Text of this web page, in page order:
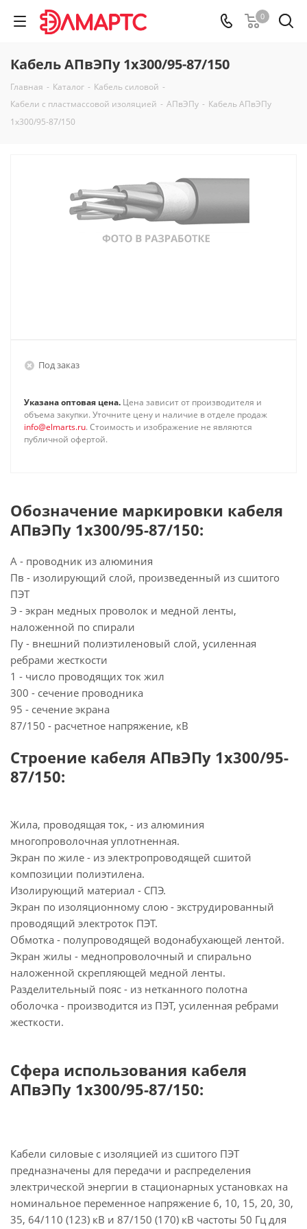
0
Кабель АПвЭПу 1х300/95-87/150
Главная - Каталог - Кабель силовой -
Кабели с пластмассовой изоляцией - АПвЭПу - Кабель АПвЭПу
1х300/95-87/150
Под заказ
Указана оптовая цена. Цена зависит от производителя и
объема закупки. Уточните цену и наличие в отделе продаж
info@elmarts.ru. Стоимость и изображение не являются
публичной офертой.
Обозначение маркировки кабеля
АПвЭПу 1х300/95-87/150:
А - проводник из алюминия
Пв - изолирующий слой, произведенный из сшитого
ПЭТ
Э - экран медных проволок и медной ленты,
наложенной по спирали
Пу - внешний полиэтиленовый слой, усиленная
ребрами жесткости
1 - число проводящих ток жил
300 - сечение проводника
95 - сечение экрана
87/150 - расчетное напряжение, кВ
Строение кабеля АПвЭПу 1х300/95-
87/150:
Жила, проводящая ток, - из алюминия
многопроволочная уплотненная.
Экран по жиле - из электропроводящей сшитой
композиции полиэтилена.
Изолирующий материал - СПЭ.
Экран по изоляционному слою - экструдированный
проводящий электроток ПЭТ.
Обмотка - полупроводящей водонабухающей лентой.
Экран жилы - меднопроволочный и спирально
наложенной скрепляющей медной ленты.
Разделительный пояс - из нетканного полотна
оболочка - производится из ПЭТ, усиленная ребрами
жесткости.
Сфера использования кабеля
АПвЭПу 1х300/95-87/150:
Кабели силовые с изоляцией из сшитого ПЭТ
предназначены для передачи и распределения
электрической энергии в стационарных установках на
номинальное переменное напряжение 6, 10, 15, 20, 30,
35, 64/110 (123) кВ и 87/150 (170) кВ частоты 50 Гц для